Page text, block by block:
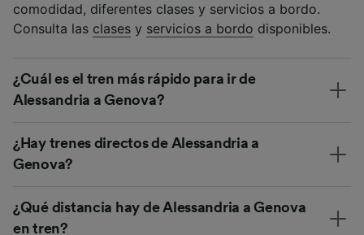
comodidad, diferentes clases y servicios a bordo.
Consulta las clases y servicios a bordo disponibles.
¿Cuál es el tren más rápido para ir de
Alessandria a Genova?
¿Hay trenes directos de Alessandria a
Genova?
¿Qué distancia hay de Alessandria a Genova
en tren?